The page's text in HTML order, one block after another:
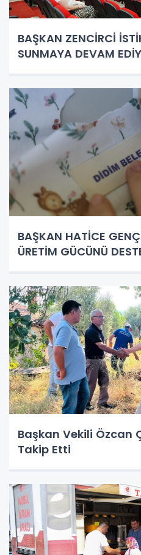
BAŞKAN ZENCİRCİ
SUNMAYA DEVAM
BAŞKAN HATİCE
ÜRETİM GÜCÜNÜ
Başkan Vekili Özcan
Takip Etti